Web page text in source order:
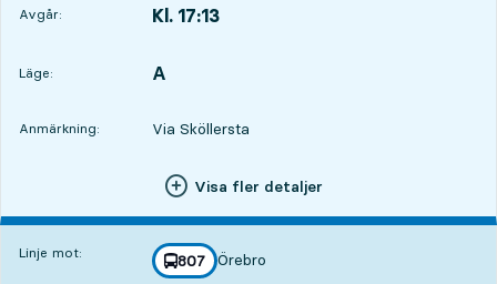
Avgår: Kl. 17:13
Läge:
LÄGE, A
,
Anmärkning: Via Sköllersta
Visa fler detaljer
Linje mot: linje
807
mot
Örebro
,